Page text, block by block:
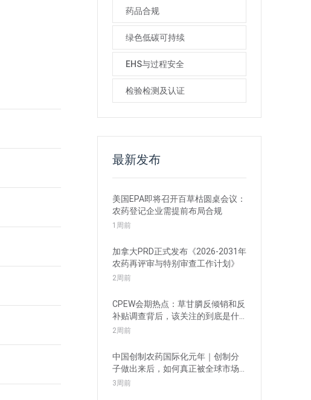
药品合规
绿色低碳可持续
EHS与过程安全
检验检测及认证
最新发布
美国EPA即将召开百草枯圆桌会议：
农药登记企业需提前布局合规
1周前
加拿大PRD正式发布《2026-2031年
农药再评审与特别审查工作计划》
2周前
CPEW会期热点：草甘膦反倾销和反
补贴调查背后，该关注的到底是什
么？
2周前
中国创制农药国际化元年｜创制分
子做出来后，如何真正被全球市场
接受？
3周前